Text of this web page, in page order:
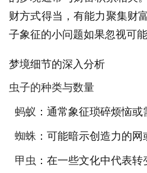
财方式得当，有能力聚集财
子象征的小问题如果忽视可
梦境细节的深入分析
虫子的种类与数量
蚂蚁 ：通常象征琐碎烦恼
蜘蛛 ：可能暗示创造力的
甲虫 ：在一些文化中代表转